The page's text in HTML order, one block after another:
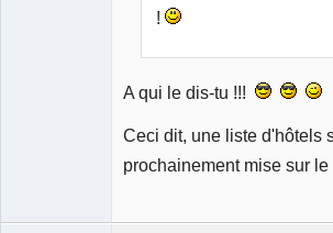
!
A qui le dis-tu !!!
Ceci dit, une liste d'hôtels
prochainement mise sur le